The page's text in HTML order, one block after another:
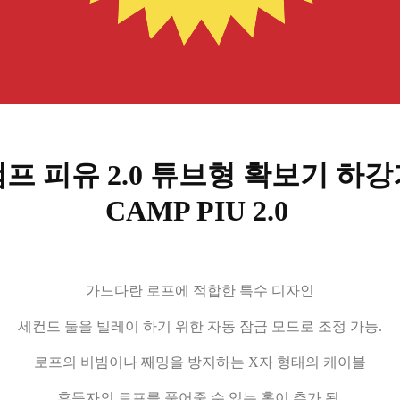
프 피유 2.0 튜브형 확보기 하강
CAMP PIU 2.0
가느다란 로프에 적합한 특수 디자인
세컨드 둘을 빌레이 하기 위한 자동 잠금 모드로 조정 가능.
로프의 비빔이나 째밍을 방지하는 X자 형태의 케이블